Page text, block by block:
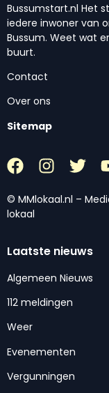
Bussumstart.nl Het
iedere inwoner van
Bussum. Weet wat
buurt.
Contact
Over ons
Sitemap
© MMlokaal.nl –
lokaal
Laatste nieuws
Algemeen Nieuws
112 meldingen
Weer
Evenementen
Vergunningen